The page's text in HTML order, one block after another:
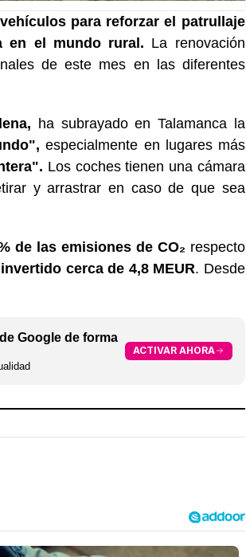
para reforzar el patrullaje
en el mundo rural. La renovación
de este mes en las diferentes
ha subrayado en Talamanca la
especialmente en lugares más
Los coches tienen una cámara
y arrastrar en caso de que sea
de las emisiones de CO₂ respecto
cerca de 4,8 MEUR. Desde
Google de forma
ACTIVAR AHORA